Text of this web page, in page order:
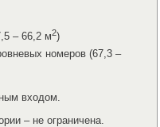
– 66,2 м2)
номеров (67,3 –
входом.
– не ограничена.